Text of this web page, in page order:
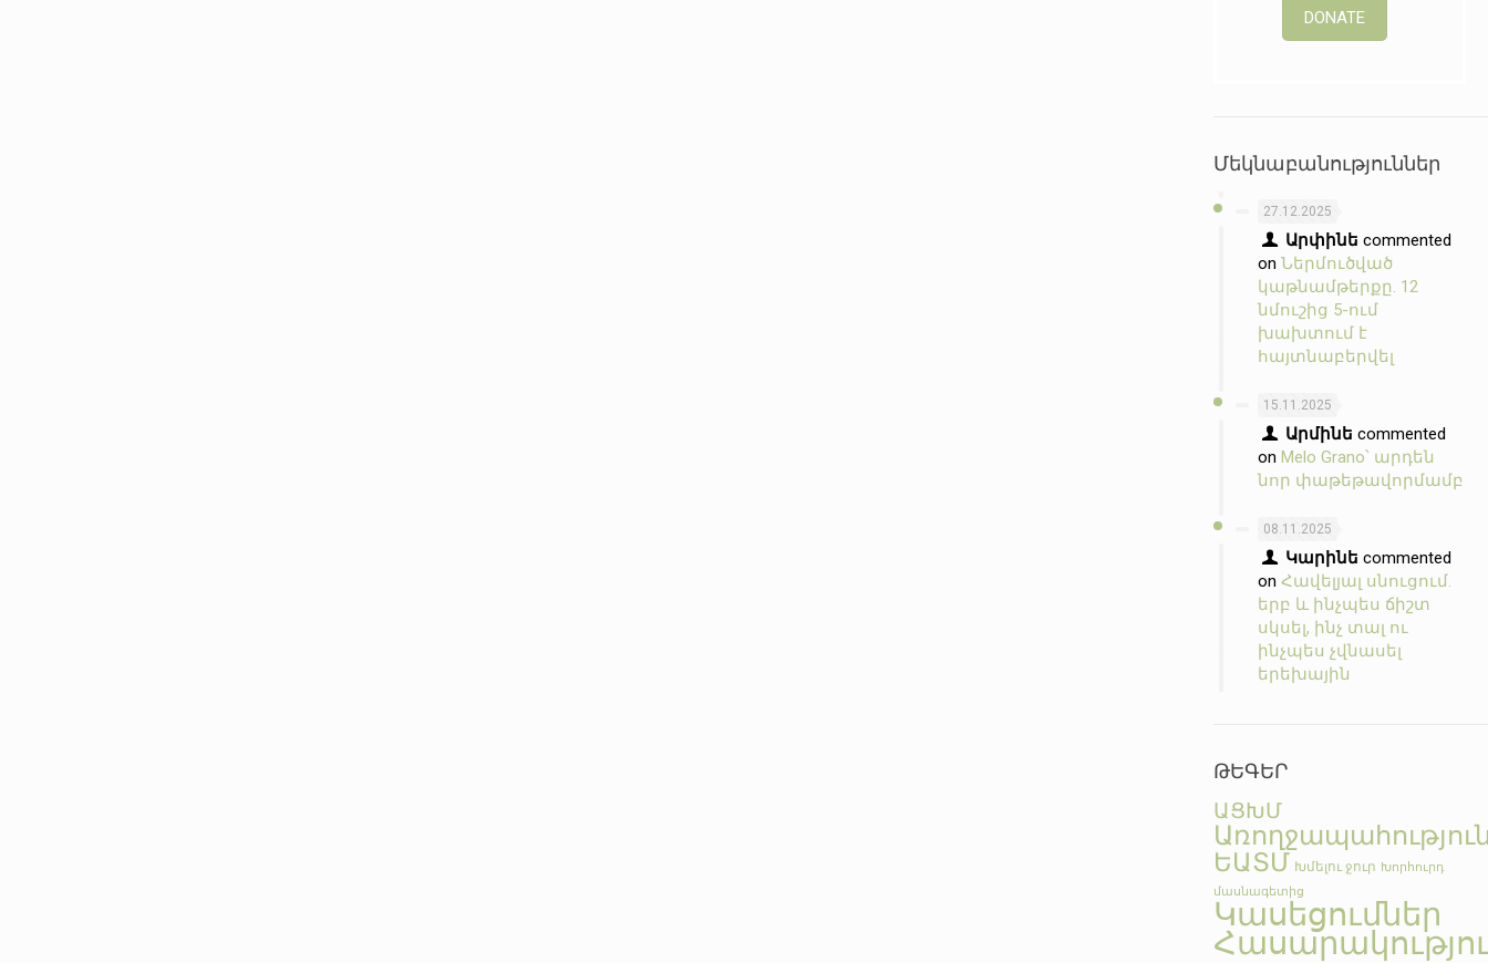
DONATE
Մեկնաբանություններ
27.12.2025
Արփինե commented
onՆերմուծված
կաթնամթերքը. 12
նմուշից 5-ում
խախտում է
հայտնաբերվել
15.11.2025
Արմինե commented
onMelo Grano՝ արդեն
նոր փաթեթավորմամբ
08.11.2025
Կարինե commented
onՀավելյալ սնուցում.
երբ և ինչպես ճիշտ
սկսել, ինչ տալ ու
ինչպես չվնասել
երեխային
ԹԵԳԵՐ
ԱՑԽՄ
ԵԱՏՄ Խմելու ջուր Խորհուրդ
մասնագետից
Կասեցումներ